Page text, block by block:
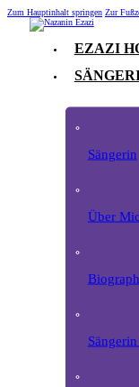
Zum Hauptinhalt springen Zur
EZAZI
Sängerin
Über